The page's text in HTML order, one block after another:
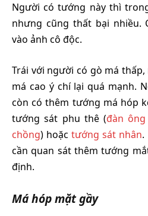
Người có tướng này thì
nhưng cũng thất bại nhiều.
vào ảnh cô độc.
Trái với người có gò má
má cao ý chí lại quá mạnh.
còn có thêm tướng má hóp
tướng sát phu thê (đàn
chồng) hoặctướng sát nhân.
cần quan sát thêm tướng
định.
Má hóp mặt gầy